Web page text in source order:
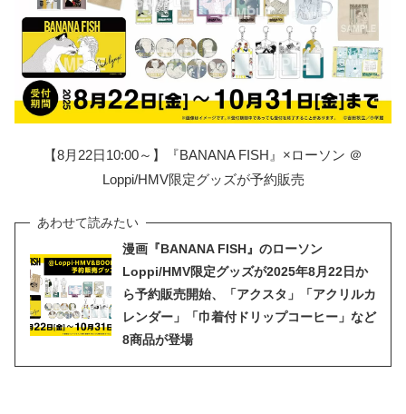
【8月22日10:00～】『BANANA FISH』×ローソン ＠
Loppi/HMV限定グッズが予約販売
漫画『BANANA FISH』のローソン
Loppi/HMV限定グッズが2025年8月22日か
ら予約販売開始、「アクスタ」「アクリルカ
レンダー」「巾着付ドリップコーヒー」など
8商品が登場